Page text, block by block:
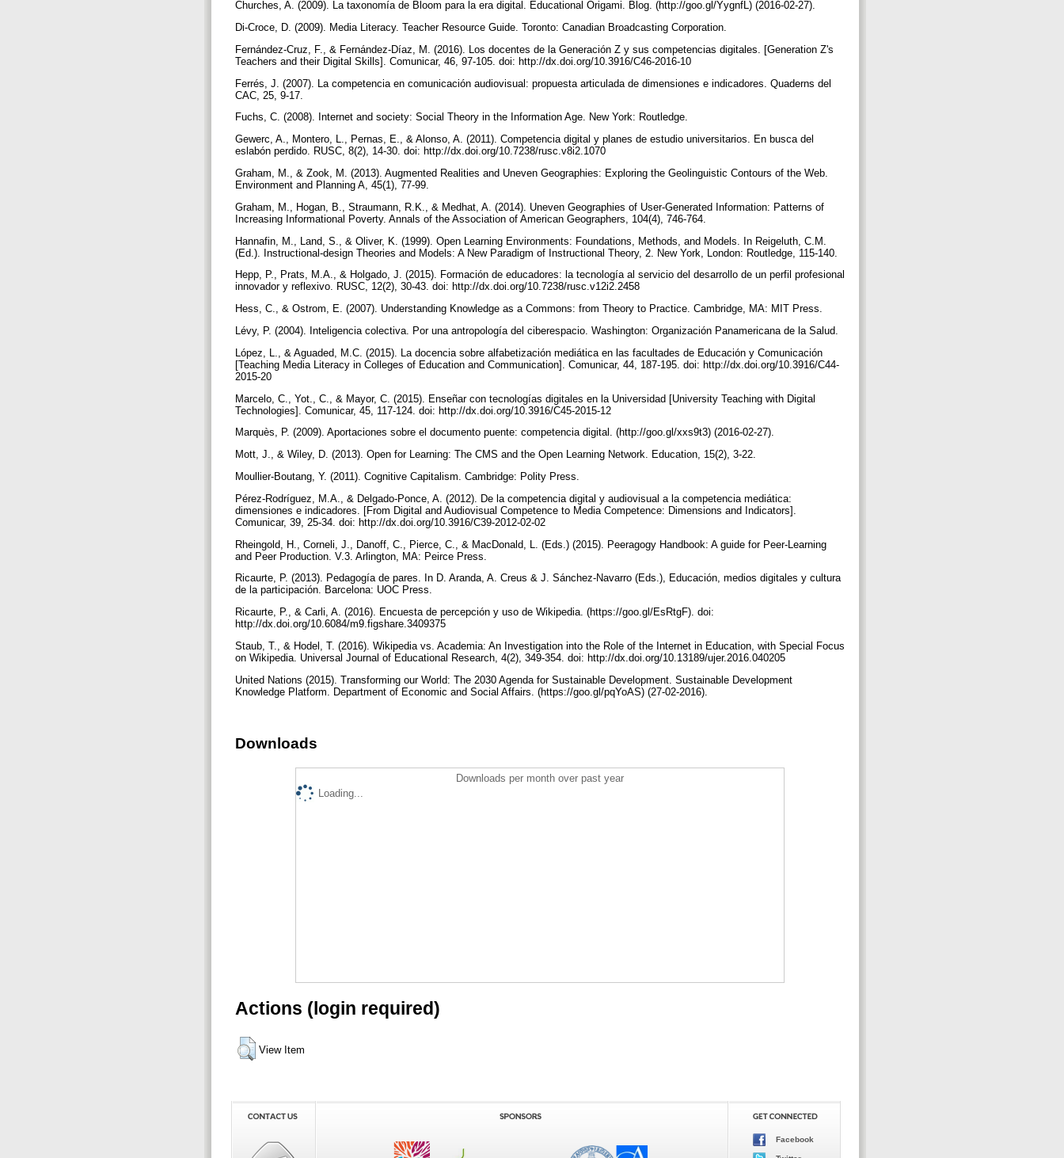
Churches, A. (2009). La taxonomía de Bloom para la era digital. Educational Origami. Blog. (http://goo.gl/YygnfL) (2016-02-27).
Di-Croce, D. (2009). Media Literacy. Teacher Resource Guide. Toronto: Canadian Broadcasting Corporation.
Fernández-Cruz, F., & Fernández-Díaz, M. (2016). Los docentes de la Generación Z y sus competencias digitales. [Generation Z's
Teachers and their Digital Skills]. Comunicar, 46, 97-105. doi: http://dx.doi.org/10.3916/C46-2016-10
Ferrés, J. (2007). La competencia en comunicación audiovisual: propuesta articulada de dimensiones e indicadores. Quaderns del
CAC, 25, 9-17.
Fuchs, C. (2008). Internet and society: Social Theory in the Information Age. New York: Routledge.
Gewerc, A., Montero, L., Pernas, E., & Alonso, A. (2011). Competencia digital y planes de estudio universitarios. En busca del
eslabón perdido. RUSC, 8(2), 14-30. doi: http://dx.doi.org/10.7238/rusc.v8i2.1070
Graham, M., & Zook, M. (2013). Augmented Realities and Uneven Geographies: Exploring the Geolinguistic Contours of the Web.
Environment and Planning A, 45(1), 77-99.
Graham, M., Hogan, B., Straumann, R.K., & Medhat, A. (2014). Uneven Geographies of User-Generated Information: Patterns of
Increasing Informational Poverty. Annals of the Association of American Geographers, 104(4), 746-764.
Hannafin, M., Land, S., & Oliver, K. (1999). Open Learning Environments: Foundations, Methods, and Models. In Reigeluth, C.M.
(Ed.). Instructional-design Theories and Models: A New Paradigm of Instructional Theory, 2. New York, London: Routledge, 115-140.
Hepp, P., Prats, M.A., & Holgado, J. (2015). Formación de educadores: la tecnología al servicio del desarrollo de un perfil profesional
innovador y reflexivo. RUSC, 12(2), 30-43. doi: http://dx.doi.org/10.7238/rusc.v12i2.2458
Hess, C., & Ostrom, E. (2007). Understanding Knowledge as a Commons: from Theory to Practice. Cambridge, MA: MIT Press.
Lévy, P. (2004). Inteligencia colectiva. Por una antropología del ciberespacio. Washington: Organización Panamericana de la Salud.
López, L., & Aguaded, M.C. (2015). La docencia sobre alfabetización mediática en las facultades de Educación y Comunicación
[Teaching Media Literacy in Colleges of Education and Communication]. Comunicar, 44, 187-195. doi: http://dx.doi.org/10.3916/C44-
2015-20
Marcelo, C., Yot., C., & Mayor, C. (2015). Enseñar con tecnologías digitales en la Universidad [University Teaching with Digital
Technologies]. Comunicar, 45, 117-124. doi: http://dx.doi.org/10.3916/C45-2015-12
Marquès, P. (2009). Aportaciones sobre el documento puente: competencia digital. (http://goo.gl/xxs9t3) (2016-02-27).
Mott, J., & Wiley, D. (2013). Open for Learning: The CMS and the Open Learning Network. Education, 15(2), 3-22.
Moullier-Boutang, Y. (2011). Cognitive Capitalism. Cambridge: Polity Press.
Pérez-Rodríguez, M.A., & Delgado-Ponce, A. (2012). De la competencia digital y audiovisual a la competencia mediática:
dimensiones e indicadores. [From Digital and Audiovisual Competence to Media Competence: Dimensions and Indicators].
Comunicar, 39, 25-34. doi: http://dx.doi.org/10.3916/C39-2012-02-02
Rheingold, H., Corneli, J., Danoff, C., Pierce, C., & MacDonald, L. (Eds.) (2015). Peeragogy Handbook: A guide for Peer-Learning
and Peer Production. V.3. Arlington, MA: Peirce Press.
Ricaurte, P. (2013). Pedagogía de pares. In D. Aranda, A. Creus & J. Sánchez-Navarro (Eds.), Educación, medios digitales y cultura
de la participación. Barcelona: UOC Press.
Ricaurte, P., & Carli, A. (2016). Encuesta de percepción y uso de Wikipedia. (https://goo.gl/EsRtgF). doi:
http://dx.doi.org/10.6084/m9.figshare.3409375
Staub, T., & Hodel, T. (2016). Wikipedia vs. Academia: An Investigation into the Role of the Internet in Education, with Special Focus
on Wikipedia. Universal Journal of Educational Research, 4(2), 349-354. doi: http://dx.doi.org/10.13189/ujer.2016.040205
United Nations (2015). Transforming our World: The 2030 Agenda for Sustainable Development. Sustainable Development
Knowledge Platform. Department of Economic and Social Affairs. (https://goo.gl/pqYoAS) (27-02-2016).
Downloads
Downloads per month over past year
Loading...
Actions (login required)
View Item
Facebook